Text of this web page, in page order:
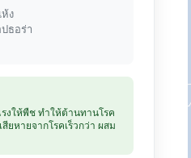
ง
ธอร่า
งให้พืช ทำให้ต้านทานโรค
หายจากโรคเร็วกว่า ผสม